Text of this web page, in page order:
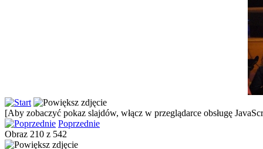
[Aby zobaczyć pokaz slajdów, włącz w przeglądarce obsługę
Poprzednie
Obraz 210 z 542